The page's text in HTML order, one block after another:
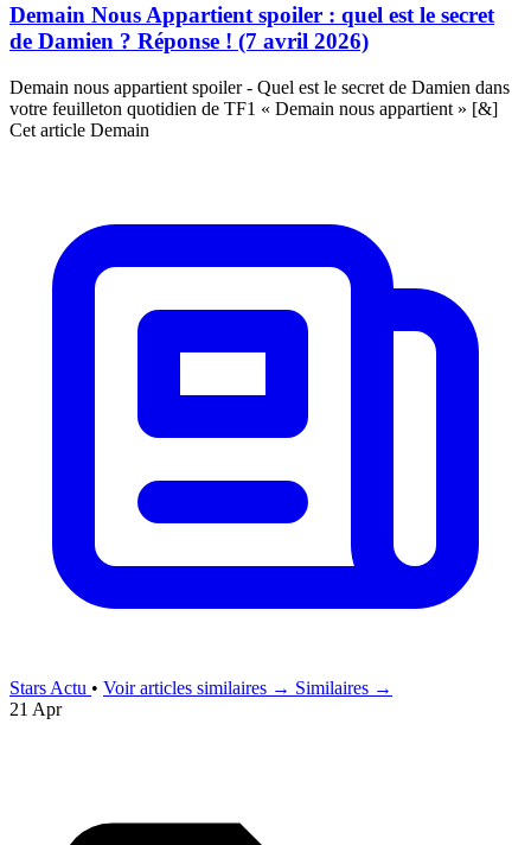
Demain Nous Appartient spoiler : quel est le secret
de Damien ? Réponse ! (7 avril 2026)
Demain nous appartient spoiler - Quel est le secret de Damien dans
votre feuilleton quotidien de TF1 « Demain nous appartient » [&]
Cet article Demain
Stars Actu • Voir articles similaires → Similaires →
21 Apr